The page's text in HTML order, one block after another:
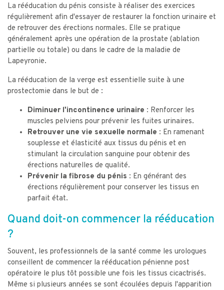
La rééducation du pénis consiste à réaliser des exercices
régulièrement afin d'essayer de restaurer la fonction urinaire et
de retrouver des érections normales. Elle se pratique
généralement après une opération de la prostate (ablation
partielle ou totale) ou dans le cadre de la maladie de
Lapeyronie.
La rééducation de la verge est essentielle suite à une
prostectomie dans le but de :
Diminuer l'incontinence urinaire : Renforcer les
muscles pelviens pour prévenir les fuites urinaires.
Retrouver une vie sexuelle normale : En ramenant
souplesse et élasticité aux tissus du pénis et en
stimulant la circulation sanguine pour obtenir des
érections naturelles de qualité.
Prévenir la fibrose du pénis : En générant des
érections régulièrement pour conserver les tissus en
parfait état.
Quand doit-on commencer la rééducation
?
Souvent, les professionnels de la santé comme les urologues
conseillent de commencer la rééducation pénienne post
opératoire le plus tôt possible une fois les tissus cicactrisés.
Même si plusieurs années se sont écoulées depuis l'apparition